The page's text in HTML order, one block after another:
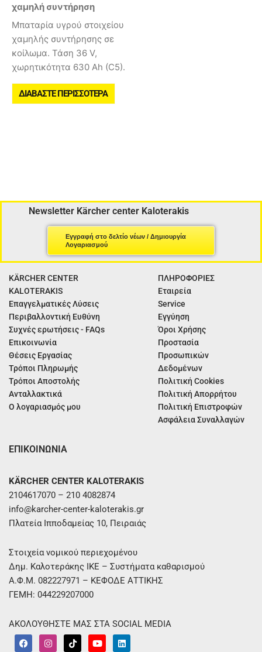
χαμηλή συντήρηση
Μπαταρία υγρού στοιχείου
χαμηλής συντήρησης σε
κοίλωμα. Τάση 36 V,
χωρητικότητα 630 Ah (C5).
ΔΙΑΒΆΣΤΕ ΠΕΡΙΣΣΌΤΕΡΑ
Newsletter Kärcher center Kaloterakis
Εγγραφή στο δελτίο νέων / Δημιουργία
Λογαριασμού
KÄRCHER CENTER
KALOTERAKIS
Επαγγελματικές Λύσεις
Περιβαλλοντική Ευθύνη
Συχνές ερωτήσεις - FAQs
Επικοινωνία
Θέσεις Εργασίας
Τρόποι Πληρωμής
Τρόποι Αποστολής
Ανταλλακτικά
Ο λογαριασμός μου
ΠΛΗΡΟΦΟΡΙΕΣ
Εταιρεία
Service
Εγγύηση
Όροι Χρήσης
Προστασία
Προσωπικών
Δεδομένων
Πολιτική Cookies
Πολιτική Απορρήτου
Πολιτική Επιστροφών
Ασφάλεια Συναλλαγών
ΕΠΙΚΟΙΝΩΝΙΑ
KÄRCHER CENTER KALOTERAKIS
2104617070 – 210 4082874
info@karcher-center-kaloterakis.gr
Πλατεία Ιπποδαμείας 10, Πειραιάς
Στοιχεία νομικού περιεχομένου
Δημ. Καλοτεράκης ΙΚΕ – Συστήματα καθαρισμού
Α.Φ.Μ. 082227971 – ΚΕΦΟΔΕ ΑΤΤΙΚΗΣ
ΓΕΜΗ: 044229207000
ΑΚΟΛΟΥΘΗΣΤΕ ΜΑΣ ΣΤΑ SOCIAL MEDIA
F
a
I
n
T
i
Y
o
L
i